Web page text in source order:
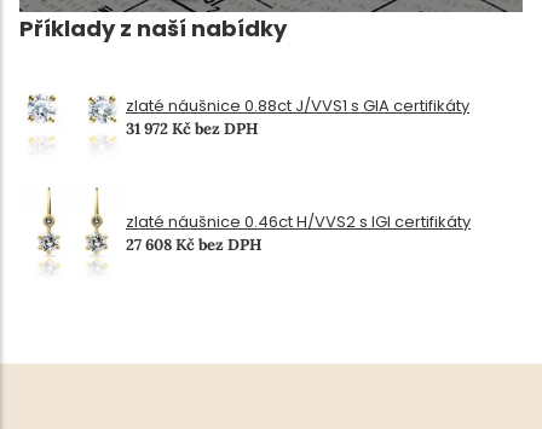
Příklady z naší nabídky
zlaté náušnice 0.88ct J/VVS1 s GIA certifikáty
31 972 Kč bez DPH
zlaté náušnice 0.46ct H/VVS2 s IGI certifikáty
27 608 Kč bez DPH